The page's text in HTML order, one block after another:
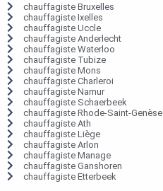
chauffagiste Bruxelles
chauffagiste Ixelles
chauffagiste Uccle
chauffagiste Anderlecht
chauffagiste Waterloo
chauffagiste Tubize
chauffagiste Mons
chauffagiste Charleroi
chauffagiste Namur
chauffagiste Schaerbeek
chauffagiste Rhode-Saint-Genèse
chauffagiste Ath
chauffagiste Liège
chauffagiste Arlon
chauffagiste Manage
chauffagiste Ganshoren
chauffagiste Etterbeek